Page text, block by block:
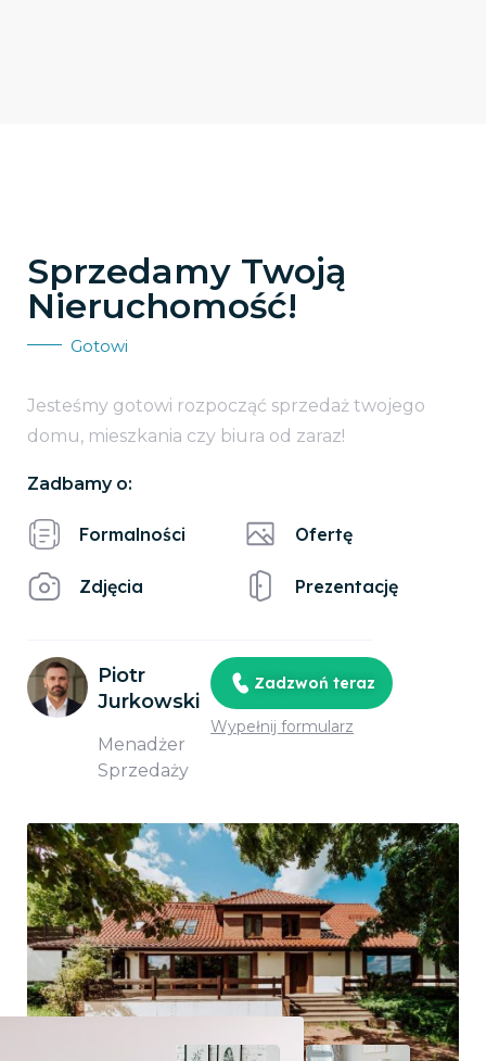
Sprzedamy Twoją
Nieruchomość!
Gotowi
Jesteśmy gotowi rozpocząć sprzedaż twojego
domu, mieszkania czy biura od zaraz!
Zadbamy o:
Formalności
Zdjęcia
Ofertę
Prezentację
Piotr
Jurkowski
Menadżer
Sprzedaży
Zadzwoń teraz
Wypełnij formularz